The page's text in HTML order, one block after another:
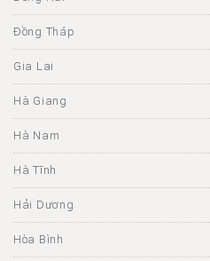
Đồng Tháp
Gia Lai
Hà Giang
Hà Nam
Hà Tĩnh
Hải Dương
Hòa Bình